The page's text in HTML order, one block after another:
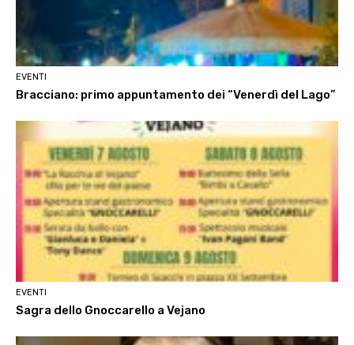
EVENTI
Bracciano: primo appuntamento dei “Venerdì del Lago”
EVENTI
Sagra dello Gnoccarello a Vejano